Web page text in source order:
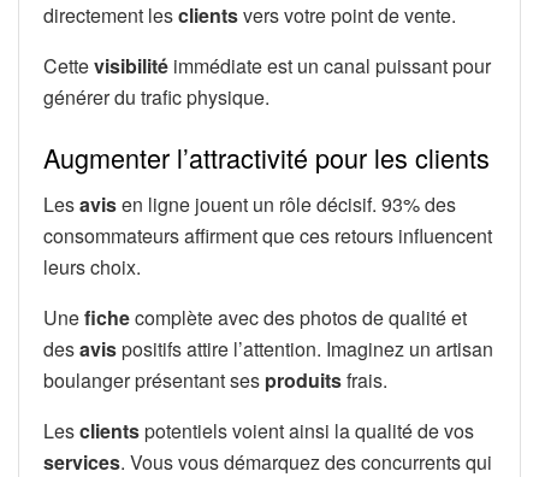
directement lesclientsvers votre point de vente.
Cettevisibilité immédiate est un canal puissant pour
générer du trafic physique.
Augmenter l’attractivité pour les clients
Lesavisen ligne jouent un rôle décisif. 93% des
consommateurs affirment que ces retours influencent
leurs choix.
Unefichecomplète avec des photos de qualité et
desavispositifs attire l’attention. Imaginez un artisan
boulanger présentant ses produitsfrais.
Lesclientspotentiels voient ainsi la qualité de vos
services. Vous vous démarquez des concurrents qui